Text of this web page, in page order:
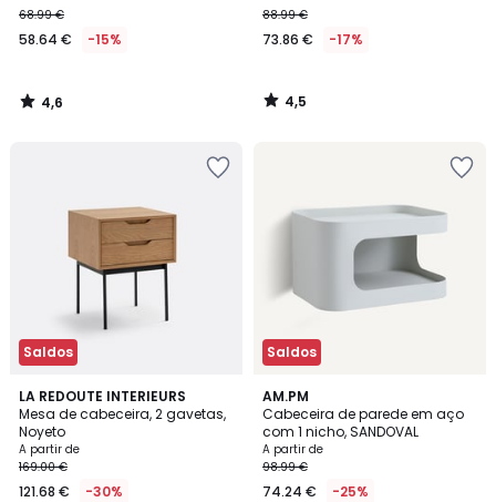
€
em
de
68.99
aplicado.
68.99 €
58.64 € -15%
4,6
/
88.99 €
73.86 € -17%
4,5
/
Saldos
LA REDOUTE INTERIEURS
Mesa de cabeceira, 2 gavetas,
Noyeto
A partir de
169.00 €
121.68 € -30%
3,8
/ 5
2
Cores
Saldos
AM.PM
Cabeceira de parede em aço
com 1 nicho, SANDOVAL
A partir de
98.99 €
74.24 € -25%
5
/
5
3
Cores